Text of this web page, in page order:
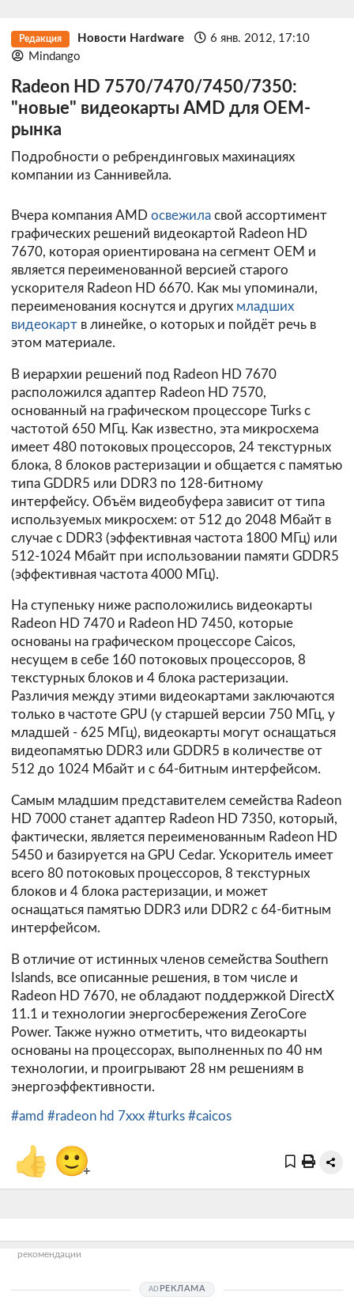
Редакция Новости Hardware
6 янв. 2012, 17:10
Mindango
Radeon HD 7570/7470/7450/7350:
"новые" видеокарты AMD для OEM-
рынка
Подробности о ребрендинговых махинациях
компании из Саннивейла.
Вчера компания AMD освежила свой ассортимент
графических решений видеокартой Radeon HD
7670, которая ориентирована на сегмент OEM и
является переименованной версией старого
ускорителя Radeon HD 6670. Как мы упоминали,
переименования коснутся и других младших
видеокарт в линейке, о которых и пойдёт речь в
этом материале.
В иерархии решений под Radeon HD 7670
расположился адаптер Radeon HD 7570,
основанный на графическом процессоре Turks с
частотой 650 МГц. Как известно, эта микросхема
имеет 480 потоковых процессоров, 24 текстурных
блока, 8 блоков растеризации и общается с памятью
типа GDDR5 или DDR3 по 128-битному
интерфейсу. Объём видеобуфера зависит от типа
используемых микросхем: от 512 до 2048 Мбайт в
случае с DDR3 (эффективная частота 1800 МГц) или
512-1024 Мбайт при использовании памяти GDDR5
(эффективная частота 4000 МГц).
На ступеньку ниже расположились видеокарты
Radeon HD 7470 и Radeon HD 7450, которые
основаны на графическом процессоре Caicos,
несущем в себе 160 потоковых процессоров, 8
текстурных блоков и 4 блока растеризации.
Различия между этими видеокартами заключаются
только в частоте GPU (у старшей версии 750 МГц, у
младшей - 625 МГц), видеокарты могут оснащаться
видеопамятью DDR3 или GDDR5 в количестве от
512 до 1024 Мбайт и с 64-битным интерфейсом.
Самым младшим представителем семейства Radeon
HD 7000 станет адаптер Radeon HD 7350, который,
фактически, является переименованным Radeon HD
5450 и базируется на GPU Cedar. Ускоритель имеет
всего 80 потоковых процессоров, 8 текстурных
блоков и 4 блока растеризации, и может
оснащаться памятью DDR3 или DDR2 с 64-битным
интерфейсом.
В отличие от истинных членов семейства Southern
Islands, все описанные решения, в том числе и
Radeon HD 7670, не обладают поддержкой DirectX
11.1 и технологии энергосбережения ZeroCore
Power. Также нужно отметить, что видеокарты
основаны на процессорах, выполненных по 40 нм
технологии, и проигрывают 28 нм решениям в
энергоэффективности.
#amd #radeon hd 7xxx #turks #caicos
👍 🙂+
рекомендации
РЕКЛАМА